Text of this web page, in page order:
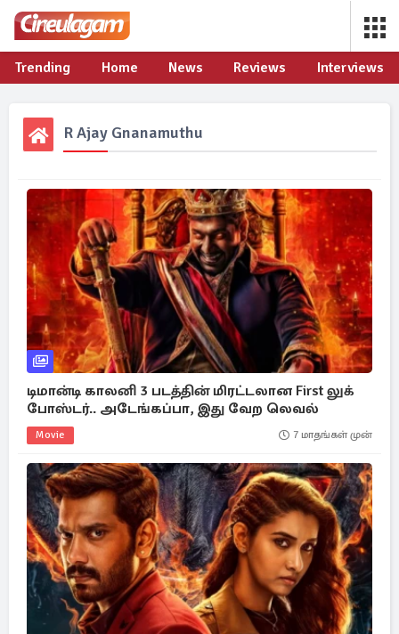
Trending Home News Reviews Interviews
R Ajay Gnanamuthu
டிமான்டி காலனி 3 படத்தின் மிரட்டலான First லுக்
போஸ்டர்.. அடேங்கப்பா, இது வேற லெவல்
Movie 7 மாதங்கள் முன்